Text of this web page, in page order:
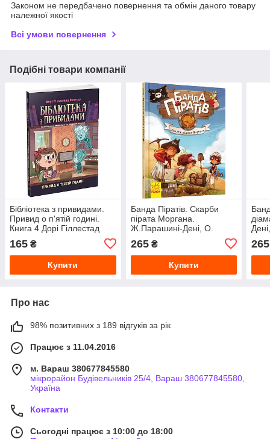
Законом не передбачено повернення та обмін даного товару
належної якості
Всі умови повернення
Подібні товари компанії
Бібліотека з привидами.
Привид о п'ятій годині.
Книга 4 Дорі Гіллестад
165 ₴
Купити
Банда Піратів. Скарби
пірата Моргана.
Ж.Парашині-Дені, О.
265₴
Купити
265
Про нас
98% позитивних з 189 відгуків за рік
Працює з 11.04.2016
м. Вараш 380677845580
мікрорайон Будівельників 25/4, Вараш 380677845580,
Україна
Контакти
Сьогодні працює з 10:00 до 18:00